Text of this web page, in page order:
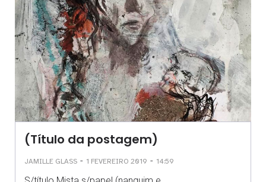
(Título da postagem)
JAMILLE GLASS - 1 FEVEREIRO 2019 - 14:59